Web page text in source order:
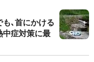
も､首にかける
中症対策に最